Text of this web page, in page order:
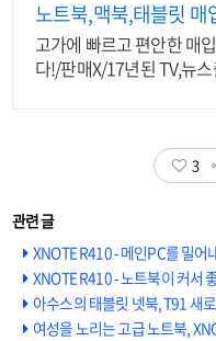
노트북,맥북,태블릿 매
삽니다! 매입O판매X
고가에 빠르고 편안한 매
다!/판매X/17년된 TV,뉴
3
XNOTE R410 - 메인PC를 밀어
XNOTE R410 - 노트북이 커서
아수스의 태블릿 넷북, T91 새
여성을 노리는 고급 노트북,